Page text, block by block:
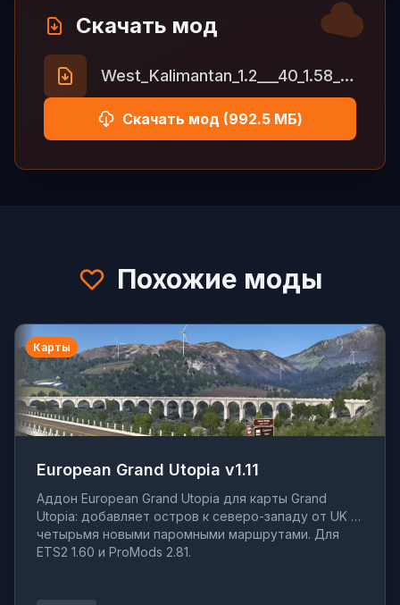
Скачать мод
West_Kalimantan_1.2___40_1.58__41_.zip
Скачать мод (992.5 МБ)
Похожие моды
Карты
European Grand Utopia v1.11
Аддон European Grand Utopia для карты Grand
Utopia: добавляет остров к северо-западу от UK с
четырьмя новыми паромными маршрутами. Для
ETS2 1.60 и ProMods 2.81.